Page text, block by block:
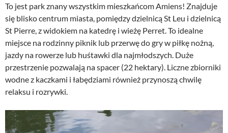
To jest park znany wszystkim mieszkańcom Amiens! Znajduje
się blisko centrum miasta, pomiędzy dzielnicą St Leu i dzielnicą
St Pierre, z widokiem na katedrę i wieżę Perret. To idealne
miejsce na rodzinny piknik lub przerwę do gry w piłkę nożną,
jazdy na rowerze lub huśtawki dla najmłodszych. Duże
przestrzenie pozwalają na spacer (22 hektary). Liczne zbiorniki
wodne z kaczkami i łabędziami również przynoszą chwilę
relaksu i rozrywki.